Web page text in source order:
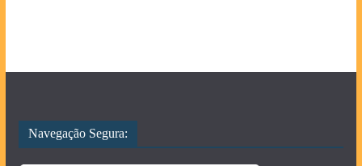
Navegação Segura: